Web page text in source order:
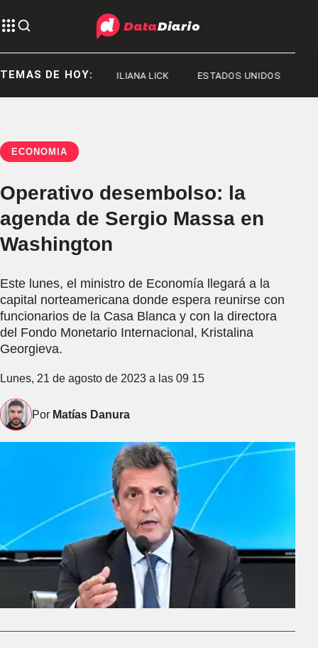
TEMAS DE HOY:
JORGE MESSI ILIANA LICK ESTADOS UNIDOS
ECONOMÍA
Operativo desembolso: la
agenda de Sergio Massa en
Washington
Este lunes, el ministro de Economía llegará a la
capital norteamericana donde espera reunirse con
funcionarios de la Casa Blanca y con la directora
del Fondo Monetario Internacional, Kristalina
Georgieva.
Lunes, 21 de agosto de 2023 a las 09 15
Por Matías Danura